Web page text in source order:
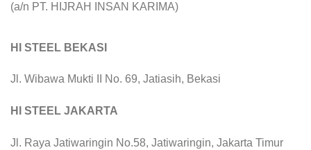
(a/n PT. HIJRAH INSAN KARIMA)
HI STEEL BEKASI
Jl. Wibawa Mukti II No. 69, Jatiasih, Bekasi
HI STEEL JAKARTA
Jl. Raya Jatiwaringin No.58, Jatiwaringin, Jakarta Timur